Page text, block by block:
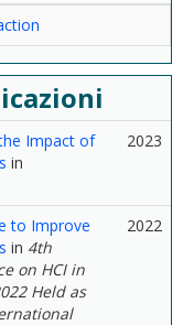
Impact of
in
2023
to Improve
in 4th
on HCI in
Held as
2022